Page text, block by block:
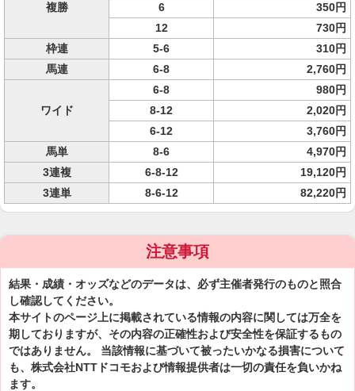
複勝
6
350円
12
730円
枠連
5-6
310円
馬連
6-8 2,760円
ワイド
6-8
980円
8-12
2,020円
6-12
3,760円
馬単
8-6
4,970円
3連複
6-8-12
19,120円
3連単
8-6-12 82,220円
注意事項
結果・成績・オッズなどのデータは、必ず主催者発行のものと照合
し確認してください。
本サイトのページ上に掲載されている情報の内容に関しては万全を
期しておりますが、その内容の正確性および安全性を保証するもの
ではありません。 当該情報に基づいて被ったいかなる損害について
も、株式会社NTTドコモおよび情報提供者は一切の責任を負いかね
ます。